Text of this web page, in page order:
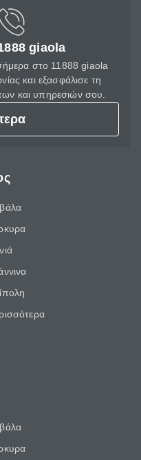
giaola
στο 11888 giaola
και εξασφάλισε τη
και υπηρεσιών σου.